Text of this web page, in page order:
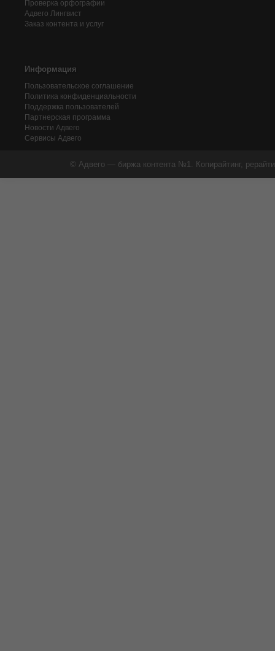
Проверка орфографии
Адвего Лингвист
Заказ контента и услуг
Информация
Пользовательское соглашение
Политика конфиденциальности
Поддержка пользователей
Партнерская программа
Новости Адвего
Сервисы Адвего
© Адвего — биржа контента №1. Копирайтинг,